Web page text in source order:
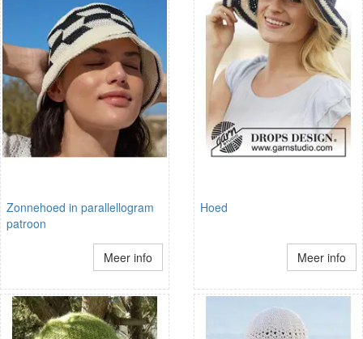
Zonnehoed in parallellogram
patroon
Meer info
Hoed
Meer info